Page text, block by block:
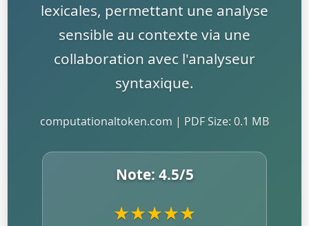
lexicales, permettant une analyse
sensible au contexte via une
collaboration avec l'analyseur
syntaxique.
computationaltoken.com | PDF Size: 0.1 MB
Note: 4.5/5
★★★★★